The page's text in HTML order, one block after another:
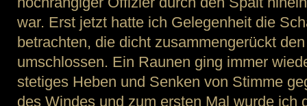
war. Erst jetzt hatte ich Gelegenheit die
betrachten, die dicht zusammengerückt
umschlossen. Ein Raunen ging immer
stetiges Heben und Senken von Stimme
des Windes und zum ersten Mal wurde ich